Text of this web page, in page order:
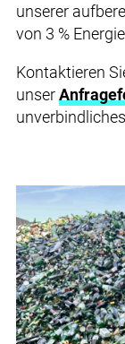
unserer
von 3 %
Kontaktieren
unser